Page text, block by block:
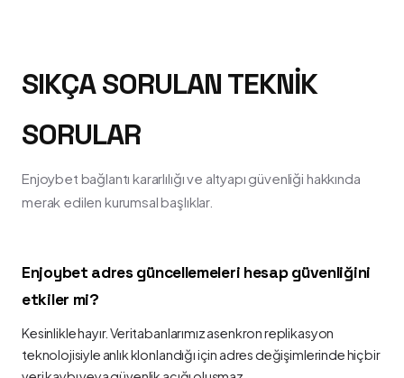
SIKÇA SORULAN TEKNIK
SORULAR
Enjoybet bağlantı kararlılığı ve altyapı güvenliği hakkında
merak edilen kurumsal başlıklar.
Enjoybet adres güncellemeleri hesap güvenliğini
etkiler mi?
Kesinlikle hayır. Veritabanlarımız asenkron replikasyon
teknolojisiyle anlık klonlandığı için adres değişimlerinde hiçbir